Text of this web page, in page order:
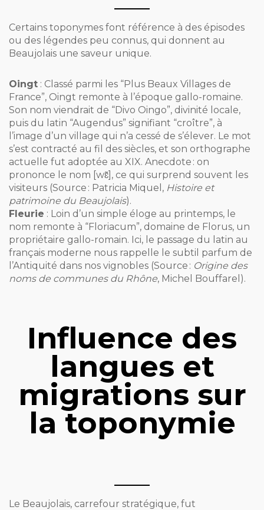
Certains toponymes font référence à des épisodes
ou des légendes peu connus, qui donnent au
Beaujolais une saveur unique.
Oingt : Classé parmi les “Plus Beaux Villages de
France”, Oingt remonte à l’époque gallo-romaine.
Son nom viendrait de “Divo Oingo”, divinité locale,
puis du latin “Augendus” signifiant “croître”, à
l’image d’un village qui n’a cessé de s’élever. Le mot
s’est contracté au fil des siècles, et son orthographe
actuelle fut adoptée au XIX. Anecdote : on
prononce le nom [wɛ̃], ce qui surprend souvent les
visiteurs (Source : Patricia Miquel, Histoire et
patrimoine du Beaujolais).
Fleurie : Loin d’un simple éloge au printemps, le
nom remonte à “Floriacum”, domaine de Florus, un
propriétaire gallo-romain. Ici, le passage du latin au
français moderne nous rappelle le subtil parfum de
l’Antiquité dans nos vignobles (Source : Origine des
noms de communes du Rhône, Michel Bouffarel).
Influence des
langues et
migrations sur
la toponymie
Le Beaujolais, carrefour stratégique, fut